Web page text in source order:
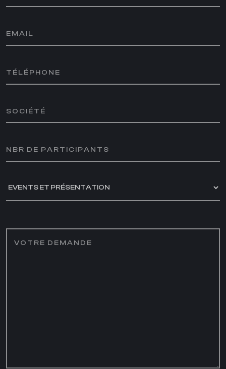
EMAIL
TÉLÉPHONE
SOCIÉTÉ
NBR DE PARTICIPANTS
VOTRE DEMANDE